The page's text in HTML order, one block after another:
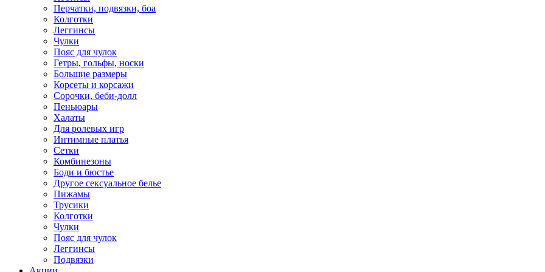
Перчатки, подвязки, боа
Колготки
Леггинсы
Чулки
Пояс для чулок
Гетры, гольфы, носки
Большие размеры
Корсеты и корсажи
Сорочки, беби-долл
Пеньюары
Халаты
Для ролевых игр
Интимные платья
Сетки
Комбинезоны
Боди и бюстье
Другое сексуальное белье
Пижамы
Трусики
Колготки
Чулки
Пояс для чулок
Леггинсы
Подвязки